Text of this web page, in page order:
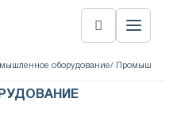
оборудование/